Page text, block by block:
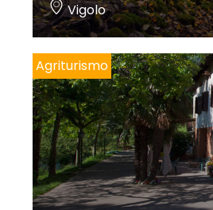
Vigolo
Agriturismo